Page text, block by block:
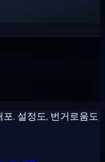
. 설정도, 번거로움도